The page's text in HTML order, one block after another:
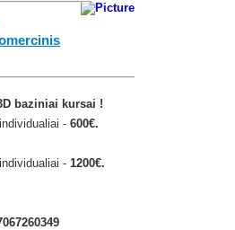
baziniai kursai !
- 600€.
- 1200€.